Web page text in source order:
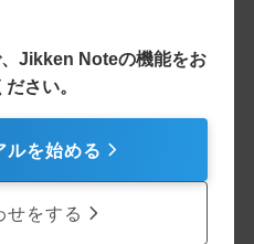
Jikken Noteの機能をお
さい。
ルを始める
せをする